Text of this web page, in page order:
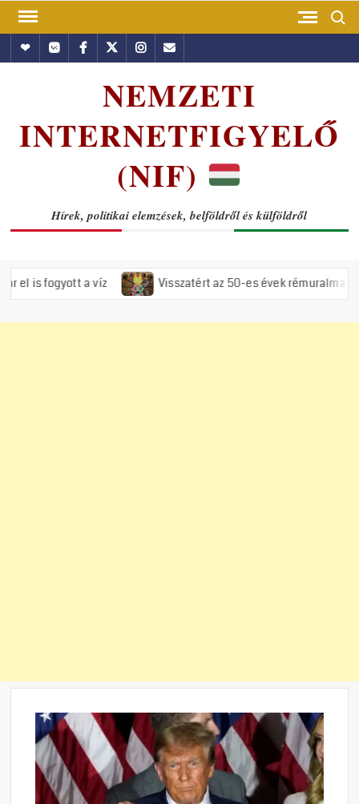
Skip
contentHundubVkontakte
Facebook
TwitterInstagram
Email
NEMZETI
INTERNETFIGYELŐ
(NIF)
Hírek, politikai elemzések, belföldről és külföldről
a víz Visszatért az 50-es évek rémuralma: Megszavazta